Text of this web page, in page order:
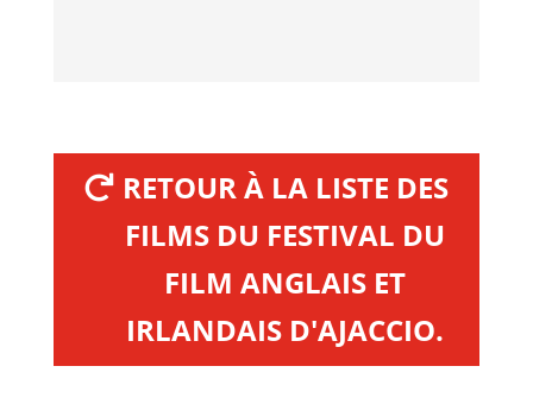
RETOUR À LA LISTE DES
FILMS DU FESTIVAL DU
FILM ANGLAIS ET
IRLANDAIS D'AJACCIO.